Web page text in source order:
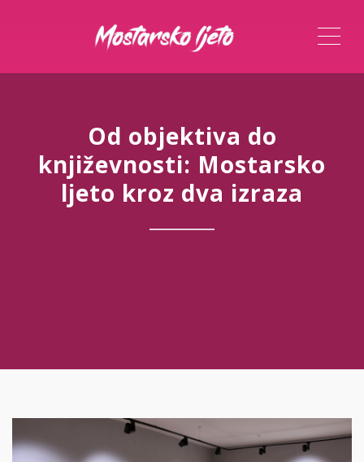
Od objektiva do
književnosti: Mostarsko
ljeto kroz dva izraza